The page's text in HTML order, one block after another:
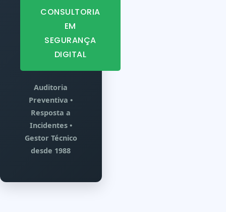
CONSULTORIA
EM
SEGURANÇA
DIGITAL
Auditoria
Preventiva •
Resposta a
Incidentes •
Gestor Técnico
desde 1988